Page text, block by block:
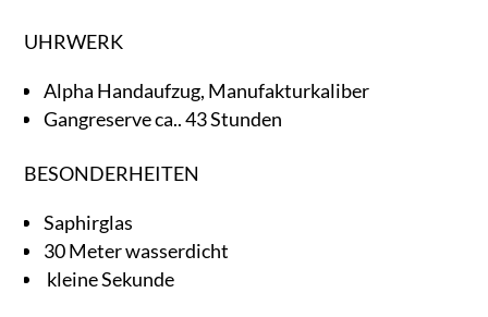
UHRWERK
Alpha Handaufzug, Manufakturkaliber
Gangreserve ca.. 43 Stunden
BESONDERHEITEN
Saphirglas
30 Meter wasserdicht
kleine Sekunde